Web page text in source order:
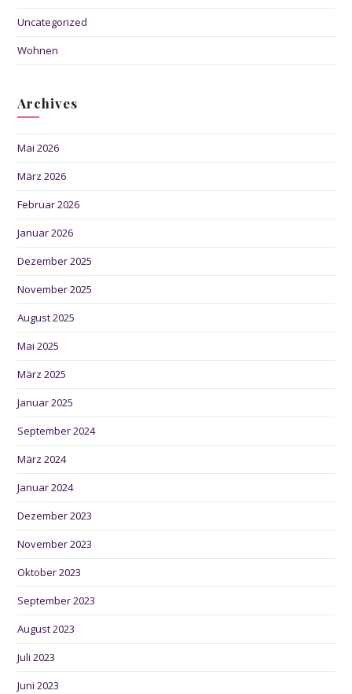
Uncategorized
Wohnen
Archives
Mai 2026
März 2026
Februar 2026
Januar 2026
Dezember 2025
November 2025
August 2025
Mai 2025
März 2025
Januar 2025
September 2024
März 2024
Januar 2024
Dezember 2023
November 2023
Oktober 2023
September 2023
August 2023
Juli 2023
Juni 2023